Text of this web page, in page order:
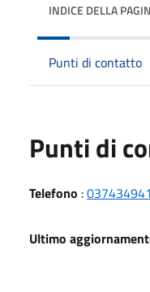
INDICE DELLA
Punti di contatto
Punti di
Telefono :
Ultimo